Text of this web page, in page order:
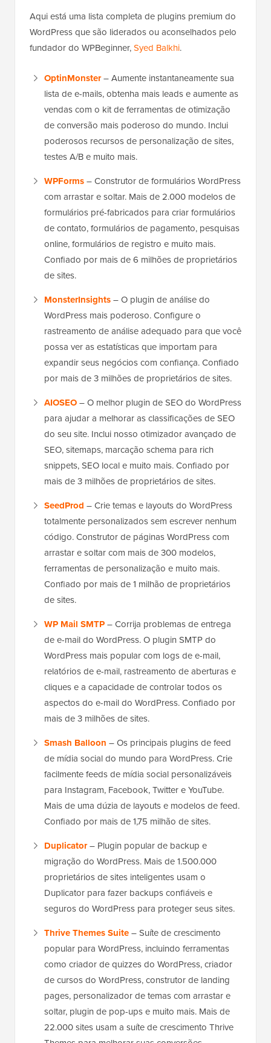
Aqui está uma lista completa de plugins premium do
WordPress que são liderados ou aconselhados pelo
fundador do WPBeginner,Syed Balkhi.
OptinMonster– Aumente instantaneamente sua
lista de e-mails, obtenha mais leads e aumente as
vendas com o kit de ferramentas de otimização
de conversão mais poderoso do mundo. Inclui
poderosos recursos de personalização de sites,
testes A/B e muito mais.
WPForms– Construtor de formulários WordPress
com arrastar e soltar. Mais de 2.000 modelos de
formulários pré-fabricados para criar formulários
de contato, formulários de pagamento, pesquisas
online, formulários de registro e muito mais.
Confiado por mais de 6 milhões de proprietários
de sites.
MonsterInsights– O plugin de análise do
WordPress mais poderoso. Configure o
rastreamento de análise adequado para que você
possa ver as estatísticas que importam para
expandir seus negócios com confiança. Confiado
por mais de 3 milhões de proprietários de sites.
AIOSEO– O melhor plugin de SEO do WordPress
para ajudar a melhorar as classificações de SEO
do seu site. Inclui nosso otimizador avançado de
SEO, sitemaps, marcação schema para rich
snippets, SEO local e muito mais. Confiado por
mais de 3 milhões de proprietários de sites.
SeedProd – Crie temas e layouts do WordPress
totalmente personalizados sem escrever nenhum
código. Construtor de páginas WordPress com
arrastar e soltar com mais de 300 modelos,
ferramentas de personalização e muito mais.
Confiado por mais de 1 milhão de proprietários
de sites.
WP Mail SMTP– Corrija problemas de entrega
de e-mail do WordPress. O plugin SMTP do
WordPress mais popular com logs de e-mail,
relatórios de e-mail, rastreamento de aberturas e
cliques e a capacidade de controlar todos os
aspectos do e-mail do WordPress. Confiado por
mais de 3 milhões de sites.
Smash Balloon – Os principais plugins de feed
de mídia social do mundo para WordPress. Crie
facilmente feeds de mídia social personalizáveis
para Instagram, Facebook, Twitter e YouTube.
Mais de uma dúzia de layouts e modelos de feed.
Confiado por mais de 1,75 milhão de sites.
Duplicator– Plugin popular de backup e
migração do WordPress. Mais de 1.500.000
proprietários de sites inteligentes usam o
Duplicator para fazer backups confiáveis e
seguros do WordPress para proteger seus sites.
Thrive Themes Suite– Suíte de crescimento
popular para WordPress, incluindo ferramentas
como criador de quizzes do WordPress, criador
de cursos do WordPress, construtor de landing
pages, personalizador de temas com arrastar e
soltar, plugin de pop-ups e muito mais. Mais de
22.000 sites usam a suíte de crescimento Thrive